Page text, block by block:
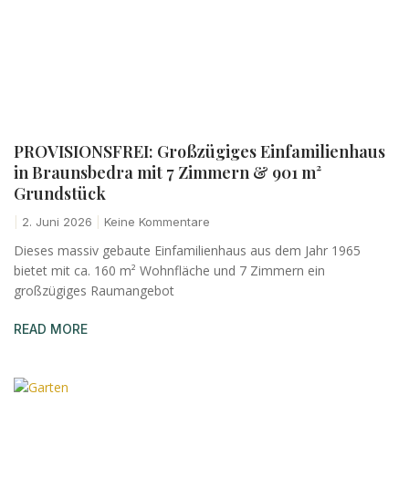
PROVISIONSFREI: Großzügiges Einfamilienhaus
in Braunsbedra mit 7 Zimmern & 901 m²
Grundstück
2. Juni 2026 Keine Kommentare
Dieses massiv gebaute Einfamilienhaus aus dem Jahr 1965
bietet mit ca. 160 m² Wohnfläche und 7 Zimmern ein
großzügiges Raumangebot
READ MORE